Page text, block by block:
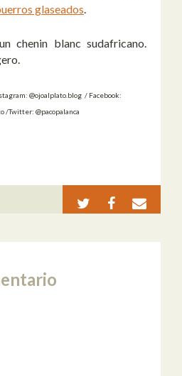
glaseados.
chenin blanc sudafricano.
@ojoalplato.blog / Facebook:
/Twitter: @pacopalanca